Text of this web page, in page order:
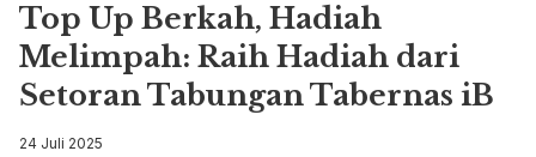
Top Up Berkah, Hadiah
Melimpah: Raih Hadiah dari
Setoran Tabungan Tabernas iB
24 Juli 2025